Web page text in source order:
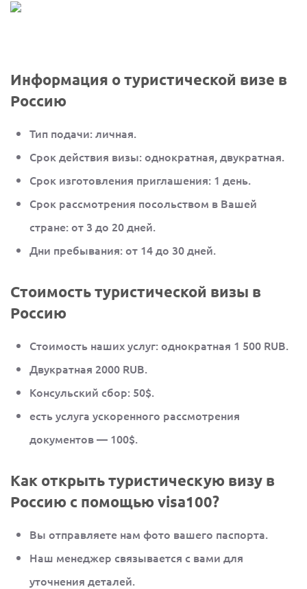
Информация о туристической визе в
Россию
Тип подачи: личная.
Срок действия визы: однократная, двукратная.
Срок изготовления приглашения: 1 день.
Срок рассмотрения посольством в Вашей
стране: от 3 до 20 дней.
Дни пребывания: от 14 до 30 дней.
Стоимость туристической визы в
Россию
Стоимость наших услуг: однократная 1 500 RUB.
Двукратная 2000 RUB.
Консульский сбор: 50$.
есть услуга ускоренного рассмотрения
документов — 100$.
Как открыть туристическую визу в
Россию с помощью visa100?
Вы отправляете нам фото вашего паспорта.
Наш менеджер связывается с вами для
уточнения деталей.